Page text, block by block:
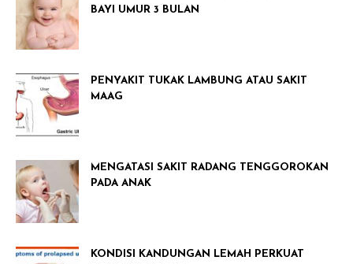
BAYI UMUR 3 BULAN
PENYAKIT TUKAK LAMBUNG ATAU SAKIT
MAAG
MENGATASI SAKIT RADANG TENGGOROKAN
PADA ANAK
KONDISI KANDUNGAN LEMAH PERKUAT